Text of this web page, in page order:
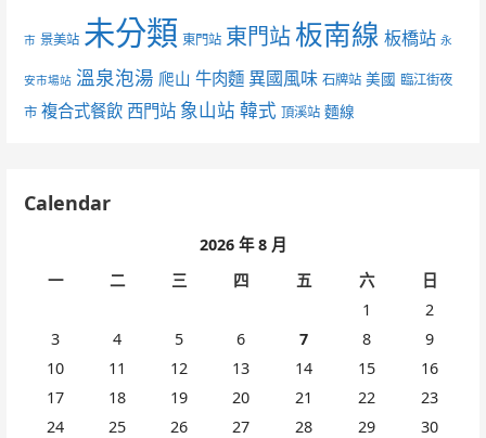
市 景美站 未分類 東門站 東門站板南線 板橋站 永
安市場站 溫泉泡湯 爬山 牛肉麵 異國風味 石牌站 美國 臨江街夜
市 複合式餐飲 西門站 象山站 韓式 頂溪站 麵線
Calendar
2026 年 8 月
一
二 三 四 五 六
日
1
2
3
4 5 6 7 8
9
10
11 12 13 14 15
16
17
18 19 20 21 22
23
24
25 26 27 28 29
30